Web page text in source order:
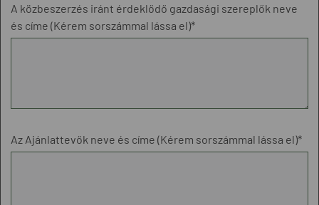
A közbeszerzés iránt érdeklődő gazdasági szereplők neve
és címe (Kérem sorszámmal lássa el)*
Az Ajánlattevők neve és címe (Kérem sorszámmal lássa el)*